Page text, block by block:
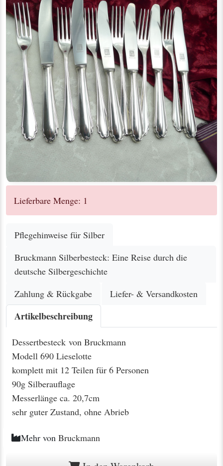
Lieferbare Menge: 1
Pflegehinweise für Silber
Bruckmann Silberbesteck: Eine Reise durch die
deutsche Silbergeschichte
Zahlung & Rückgabe
Liefer- & Versandkosten
Artikelbeschreibung
Dessertbesteck von Bruckmann
Modell 690 Lieselotte
komplett mit 12 Teilen für 6 Personen
90g Silberauflage
Messerlänge ca. 20,7cm
sehr guter Zustand, ohne Abrieb
Mehr von Bruckmann